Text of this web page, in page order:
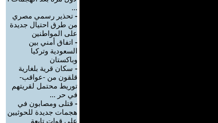
...
- تحذير رسمي مصري
من طرق احتيال جديدة
على المواطنين
- اتفاق أمني بين
السعودية وتركيا
وباكستان
- سكان قرية بلغارية
قلقون من -عواقب-
توريط محتمل لقريتهم
في حر ...
- قتلى ومصابون في
هجمات جديدة للحوثيين
على قوات تابعة